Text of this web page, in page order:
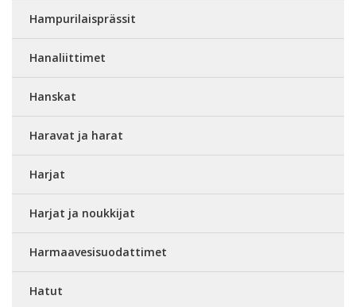
Hampurilaisprässit
Hanaliittimet
Hanskat
Haravat ja harat
Harjat
Harjat ja noukkijat
Harmaavesisuodattimet
Hatut